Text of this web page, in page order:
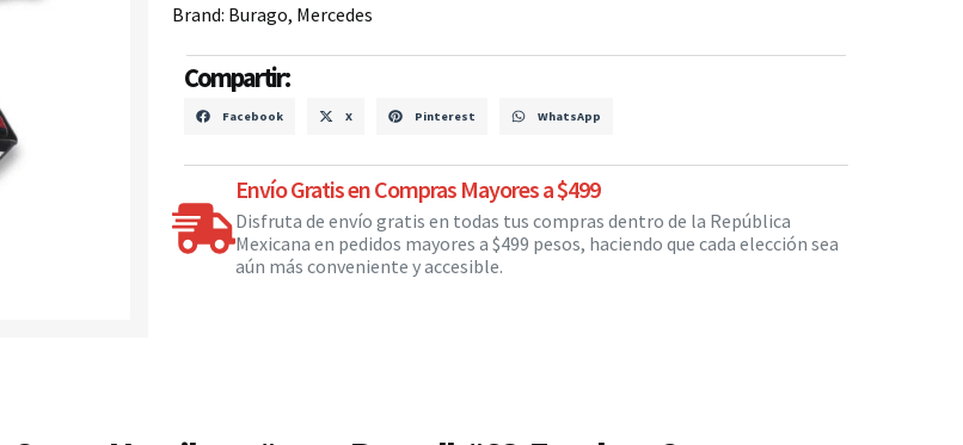
Brand: Burago, Mercedes
Compartir:
Facebook X Pinterest WhatsApp
Envío Gratis en Compras Mayores a $499
Disfruta de envío gratis en todas tus compras dentro de la República
Mexicana en pedidos mayores a $499 pesos, haciendo que cada elección sea
aún más conveniente y accesible.